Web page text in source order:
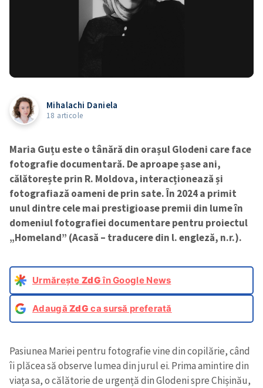
Mihalachi Daniela
18 articole
Maria Guțu este o tânără din orașul Glodeni care face
fotografie documentară. De aproape șase ani,
călătorește prin R. Moldova, interacționează și
fotografiază oameni de prin sate. În 2024 a primit
unul dintre cele mai prestigioase premii din lume în
domeniul fotografiei documentare pentru proiectul
„Homeland” (Acasă – traducere din l. engleză, n.r.).
Urmărește ZdGîn Google News
AdaugăZdG ca sursă preferată
Pasiunea Mariei pentru fotografie vine din copilărie, când
îi plăcea să observe lumea din jurul ei. Prima amintire din
viața sa, o călătorie de urgență din Glodeni spre Chișinău,